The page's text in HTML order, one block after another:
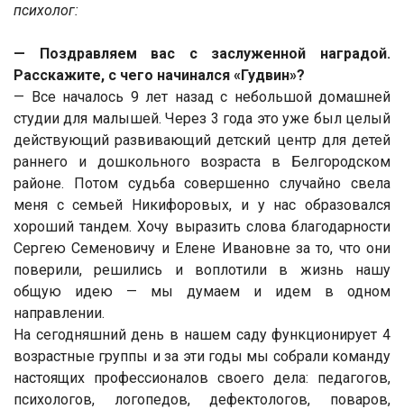
психолог:
— Поздравляем вас с заслуженной наградой.
Расскажите, с чего начинался «Гудвин»?
— Все началось 9 лет назад с небольшой домашней
студии для малышей. Через 3 года это уже был целый
действующий развивающий детский центр для детей
раннего и дошкольного возраста в Белгородском
районе. Потом судьба совершенно случайно свела
меня с семьей Никифоровых, и у нас образовался
хороший тандем. Хочу выразить слова благодарности
Сергею Семеновичу и Елене Ивановне за то, что они
поверили, решились и воплотили в жизнь нашу
общую идею — мы думаем и идем в одном
направлении.
На сегодняшний день в нашем саду функционирует 4
возрастные группы и за эти годы мы собрали команду
настоящих профессионалов своего дела: педагогов,
психологов, логопедов, дефектологов, поваров,